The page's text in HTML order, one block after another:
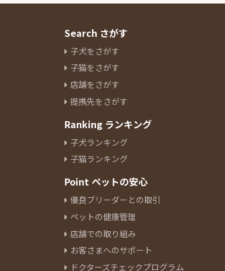
Search さがす
子犬をさがす
子猫をさがす
店舗をさがす
提携先をさがす
Ranking ランキング
子犬ランキング
子猫ランキング
Point ペットの安心
優良ブリーダーとの取引
ペットの健康管理
店舗での取り組み
お客さまへのサポート
ドクターズチェックプログラム